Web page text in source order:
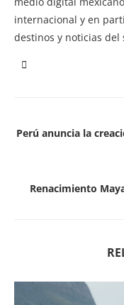
internacional y en
destinos y noticias del
Perú anuncia la
Renacimiento